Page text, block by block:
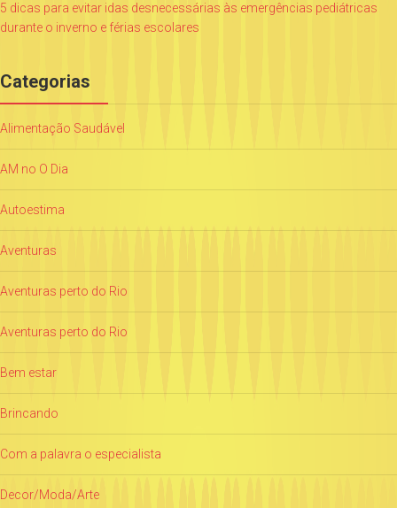
5 dicas para evitar idas desnecessárias às emergências pediátricas
durante o inverno e férias escolares
Categorias
Alimentação Saudável
AM no O Dia
Autoestima
Aventuras
Aventuras perto do Rio
Aventuras perto do Rio
Bem estar
Brincando
Com a palavra o especialista
Decor/Moda/Arte